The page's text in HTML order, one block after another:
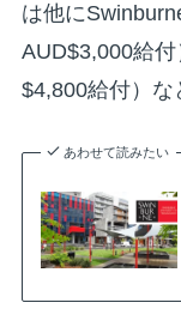
は他に
AUD$3,000給
$4,800給付）な
あわせて読みたい